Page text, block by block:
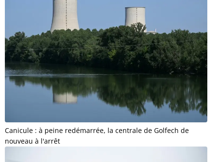
Canicule : à peine redémarrée, la centrale de Golfech de
nouveau à l'arrêt